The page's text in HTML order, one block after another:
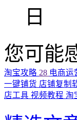
日
您可能
淘宝攻略 28 电商运
一键铺货 店铺复制
店工具 视频教程 淘